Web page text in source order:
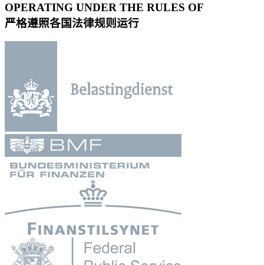
OPERATING UNDER THE RULES OF
严格遵照各国法律规则运行